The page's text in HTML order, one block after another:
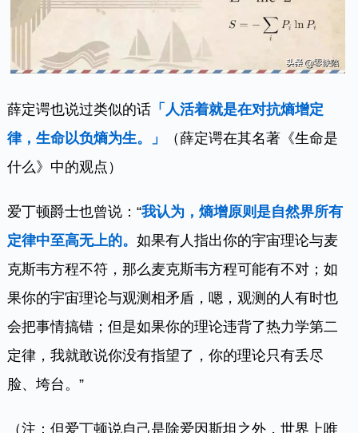
薛定谔也说过类似的话 「人活着就是在对抗熵增定
律，生命以负熵为生。」
（薛定谔在其名著《生命是
什么》中的观点）
爱丁顿爵士也曾说：“我认为，熵增原则是自然界所有
定律中至高无上的。如果有人指出你的宇宙理论与麦
克斯韦方程不符，那么麦克斯韦方程可能有不对；如
果你的宇宙理论与观测相矛盾，嗯，观测的人有时也
会把事情搞错；但是如果你的理论违背了热力学第二
定律，我就敢说你没有指望了，你的理论只有丢尽
脸、垮台。”
（注：但爱丁顿说自己是除爱因斯坦之外，世界上唯